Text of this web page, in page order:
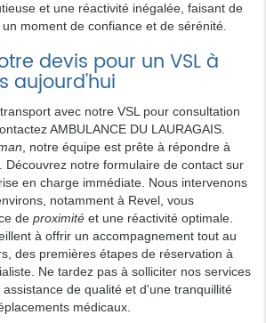
et une réactivité inégalée, faisant de
moment de confiance et de sérénité.
devis pour un VSL à
aujourd'hui
avec notre VSL pour consultation
AMBULANCE DU LAURAGAIS.
, notre équipe est prête à répondre à
Découvrez notre formulaire de contact sur
en charge immédiate. Nous intervenons
notamment à Revel, vous
de proximité et une réactivité optimale.
à offrir un accompagnement tout au
des premières étapes de réservation à
Ne tardez pas à solliciter nos services
de qualité et d'une tranquillité
médicaux.